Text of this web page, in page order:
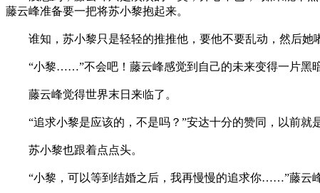
藤云峰准备要一把将苏小黎抱起来。
谁知，苏小黎只是轻轻的推推他，要他不要乱动，然后她
“小黎……”不会吧！藤云峰感觉到自己的未来变得一片黑
藤云峰觉得世界末日来临了。
“追求小黎是应该的，不是吗？”安达十分的赞同，以前就
苏小黎也跟着点点头。
“小黎，可以等到结婚之后，我再慢慢的追求你……”藤云峰